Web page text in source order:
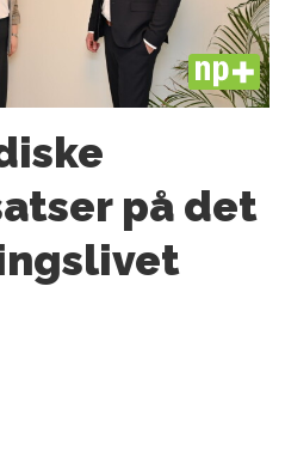
PLUS
på det